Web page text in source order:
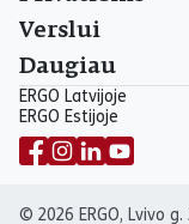
Verslui
Daugiau
ERGO Latvijoje
ERGO Estijoje
© 2026 ERGO, Lvivo g.